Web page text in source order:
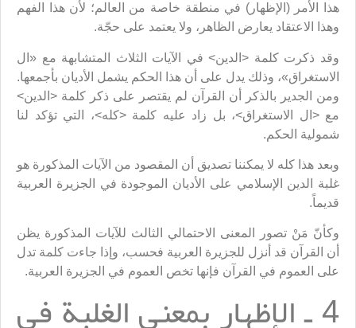
هذا الأمر (الإظهار) في منطقة خاصة من العالم؛ لأن هذا الفهم
وهذا الاعتقاد يعارض الظاهر، ولا يعتمد على حجّة.
وقد ذكرت كلمة <الدين> في الآيات الثلاث المتشابهة مع «ال
الاستغراق»، وذلك يدل على أن هذا الحكم يشمل الأديان بأجمعها.
ومن الجدير بالذكر أن القرآن لم يقتصر على ذكر كلمة <الدين>
مع <ال الاستغراق>، بل زاد عليه كلمة <كله>، التي تؤكد لنا
شمولية الحكم.
وبعد هذا كله لا يمكننا تصديق أن المقصود من الآيات المذكورة هو
غلبة الدين الإسلامي على الأديان الموجودة في الجزيرة العربية
قديماً.
وكأنّ مَنْ تصور المعنى الاحتمالي الثالث للآيات المذكورة يظن
أن القرآن قد أنزل للجزيرة العربية فحسب، وإذا جاءت كلمة تدل
على العموم في القرآن فإنها تخص العموم في الجزيرة العربية.
4 ـ الإظهار بمعنى الغلبة في